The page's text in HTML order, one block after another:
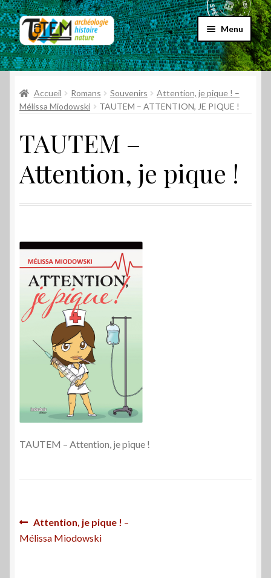
Aller
à
la
navigation
Aller
au
contenu
Menu
Accueil
Choix par genre
Ouvrir
le
enfant
Accueil Romans Souvenirs
Attention, je pique ! –
Mélissa Miodowski
TAUTEM – ATTENTION, JE PIQUE !
TAUTEM –
Attention, je pique !
TAUTEM – Attention, je pique !
Navigation
de
Article
précédent :
Attention, je pique ! –
Mélissa Miodowski